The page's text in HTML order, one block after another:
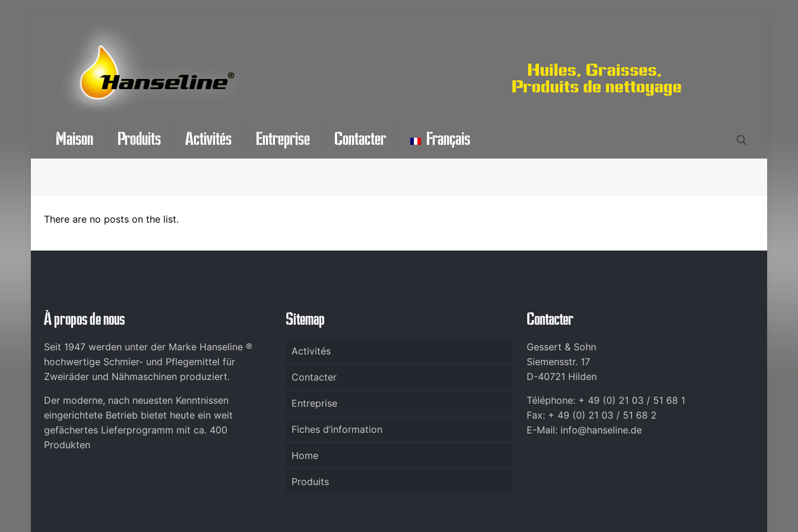
Maison Produits Activités Entreprise Contacter Français
There are no posts on the list.
À propos de nous
Seit 1947 werden unter der Marke Hanseline ®
hochwertige Schmier- und Pflegemittel für
Zweiräder und Nähmaschinen produziert.
Der moderne, nach neuesten Kenntnissen
eingerichtete Betrieb bietet heute ein weit
gefächertes Lieferprogramm mit ca. 400
Produkten
Sitemap
Activités
Contacter
Entreprise
Fiches d’information
Home
Produits
Contacter
Gessert & Sohn
Siemensstr. 17
D-40721 Hilden
Téléphone: + 49 (0) 21 03 / 51 68 1
Fax: + 49 (0) 21 03 / 51 68 2
E-Mail: info@hanseline.de